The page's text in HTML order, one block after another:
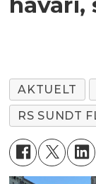
AKTUELT
RS SUNDT